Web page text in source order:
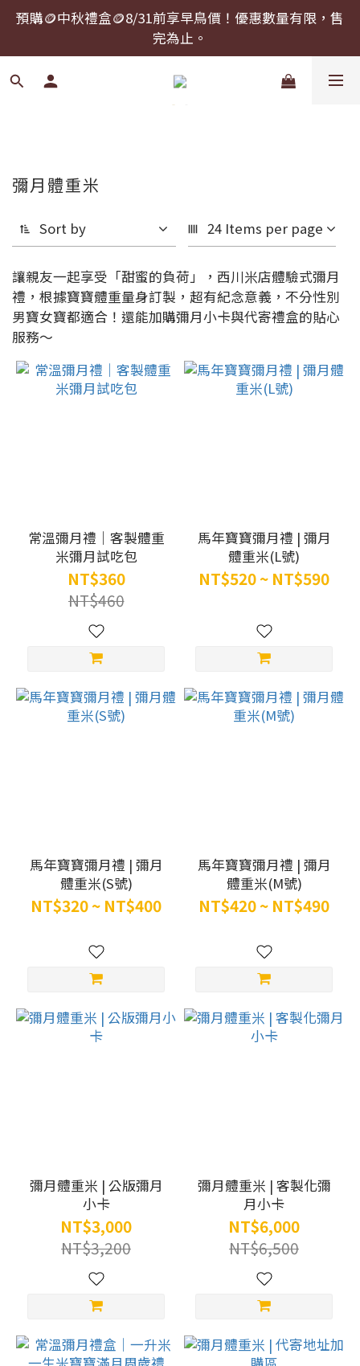
預購🪙中秋禮盒🪙8/31前享早鳥價！優惠數量有限，售
完為止。
預購🪙中秋禮盒🪙8/31前享早鳥價！優惠數量有限，售
完為止。
中秋禮盒提前下單，可以指定到貨日期！
彌月體重米
Sort by 24 Items per page
讓親友一起享受「甜蜜的負荷」，西川米店體驗式彌月
禮，根據寶寶體重量身訂製，超有紀念意義，不分性別
男寶女寶都適合！還能加購彌月小卡與代寄禮盒的貼心
服務～
常溫彌月禮｜客製體重
米彌月試吃包
NT$360
NT$460
馬年寶寶彌月禮 | 彌月
體重米(L號)
NT$520 ~ NT$590
馬年寶寶彌月禮 | 彌月
體重米(S號)
NT$320 ~ NT$400
馬年寶寶彌月禮 | 彌月
體重米(M號)
NT$420 ~ NT$490
彌月體重米 | 公版彌月
小卡
NT$3,000
NT$3,200
彌月體重米 | 客製化彌
月小卡
NT$6,000
NT$6,500